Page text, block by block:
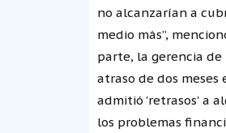
no alcanzarían a
medio más”,
parte, la gerencia
atraso de dos
admitió 'retrasos' a
los problemas